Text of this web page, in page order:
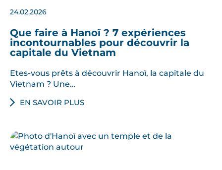
24.02.2026
Que faire à Hanoï ? 7 expériences
incontournables pour découvrir la
capitale du Vietnam
Etes-vous prêts à découvrir Hanoï, la capitale du
Vietnam ? Une…
EN SAVOIR PLUS